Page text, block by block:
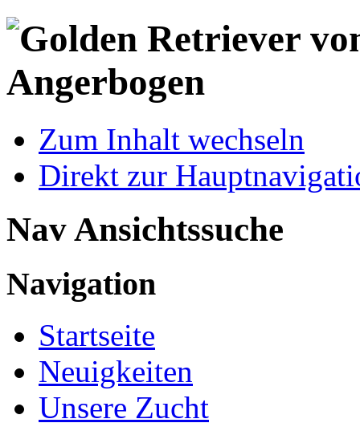
Zum Inhalt wechseln
Direkt zur
Nav Ansichtssuche
Navigation
Startseite
Neuigkeiten
Unsere Zucht